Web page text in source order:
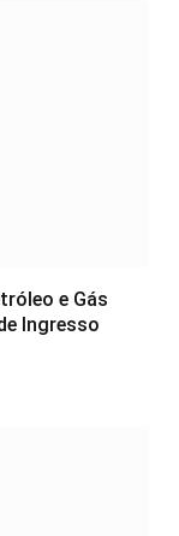
e Gás
Ingresso